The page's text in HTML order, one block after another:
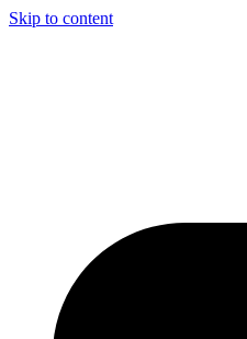
Skip to content